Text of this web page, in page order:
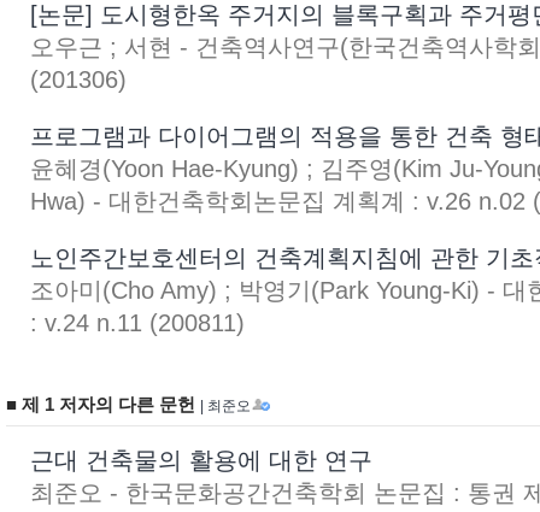
[논문] 도시형한옥 주거지의 블록구획과 주거
오우근 ; 서현 - 건축역사연구(한국건축역사학
(201306)
프로그램과 다이어그램의 적용을 통한 건축 형
윤혜경(Yoon Hae-Kyung) ; 김주영(Kim Ju-
Hwa) - 대한건축학회논문집 계획계 : v.26 n.02
노인주간보호센터의 건축계획지침에 관한 기
조아미(Cho Amy) ; 박영기(Park Young-Ki) - 대
: v.24 n.11 (200811)
■ 제 1 저자의 다른 문헌 | 최준오
근대 건축물의 활용에 대한 연구
최준오 - 한국문화공간건축학회 논문집 : 통권